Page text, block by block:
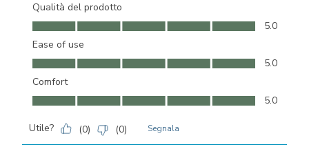
Qualità del prodotto
Qualità del prodotto, 5.0 su 5
5.0
Ease of use
Ease of use, 5.0 su 5
5.0
Comfort
Comfort, 5.0 su 5
5.0
Utile? (0) (0) Segnala